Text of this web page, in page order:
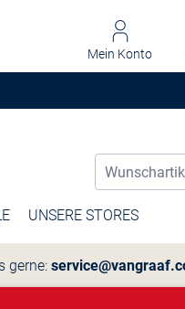
Mein Konto
UNSERE STORES
gerne: